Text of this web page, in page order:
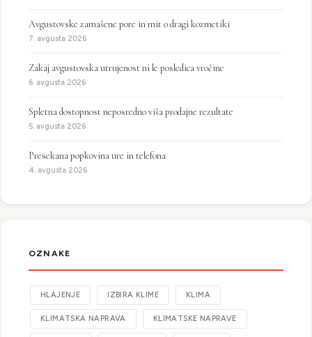
Avgustovske zamašene pore in mit o dragi kozmetiki
7. avgusta 2026
Zakaj avgustovska utrujenost ni le posledica vročine
6. avgusta 2026
Spletna dostopnost neposredno viša prodajne rezultate
5. avgusta 2026
Presekana popkovina ure in telefona
4. avgusta 2026
OZNAKE
HLAJENJE IZBIRA KLIME KLIMA
KLIMATSKA NAPRAVA KLIMATSKE NAPRAVE